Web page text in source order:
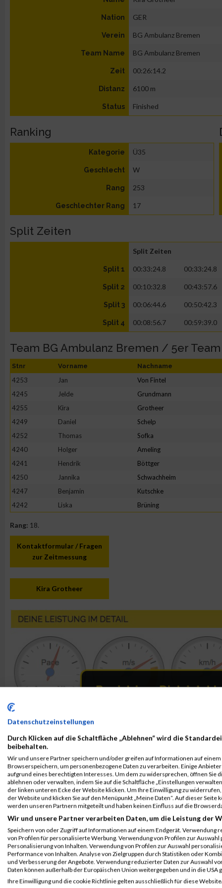
Nation GER
Verein BG Ambulanz Bremen
Team Name BG Ambulanz Bremen
Zeit 00:26:14.2
Distanz 6100 m
Status Finished
Ranking
Kategorie Ü35
Geschlecht W
Rang 253
Geschlechter Rang 17
Split Zeiten
Split Zeiten
Split 1 00:33:24.8 00:33:24.8
Split 2 00:10:32.8 00:43:57.6
Split 3 00:06:44.6 00:50:42.3
Split 4 00:08:56.7 00:59:39.0
Team BG Ambulanz Bremen / 5er Team
Stnr Vorname Nachname
4253 Jan Von Fintel
4245
Jelde Grundmann
4255
Kira Grotheer
4249
Daniel Schelp
4252
Thomas Sofka
4240
Holger Ameling
4241
Hendrik Böttger
4250
Jannika Schwachheim
4247
Benjamin Kutschke
4242
Liska Brüning
Rang: 18.
Kontaktformular / Fragen
zur Zeitmessung
Kira Grotheer
ALBUM B2RUN MÜNCHEN / 15.07.2026
Datenschutzeinstellungen
Durch Klicken auf die Schaltfläche „Ablehnen“ wird die
beibehalten.
Wir und unsere Partner speichern und/oder greifen auf Informationen auf einem
Browserspeichern, um personenbezogene Daten zu verarbeiten. Einige
aufgrund eines berechtigten Interesses. Um dem zu widersprechen, öffnen Sie
ablehnen oder verwalten, indem Sie auf die Schaltfläche „Einstellungen
der linken unteren Ecke der Website klicken. Um Ihre Einwilligung zu
der Website und klicken Sie auf den Menüpunkt „Meine Daten“. Auf dieser
werden unseren Partnern mitgeteilt und haben keinen Einfluss auf die
Wir und unsere Partner verarbeiten Daten, um die Leistung der
Speichern von oder Zugriff auf Informationen auf einem Endgerät. Verwendung
von Profilen für personalisierte Werbung. Verwendung von Profilen zur
Personalisierung von Inhalten. Verwendung von Profilen zur Auswahl
Performance von Inhalten. Analyse von Zielgruppen durch Statistiken oder
und Verbesserung der Angebote. Verwendung reduzierter Daten zur Auswahl
Daten können außerhalb der Europäischen Union weitergegeben und in die USA
Ihre Einwilligung und die cookie Richtlinie gelten ausschließlich für diese